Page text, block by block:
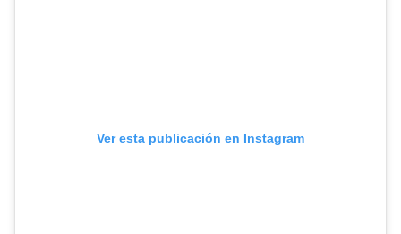
Ver esta publicación en Instagram